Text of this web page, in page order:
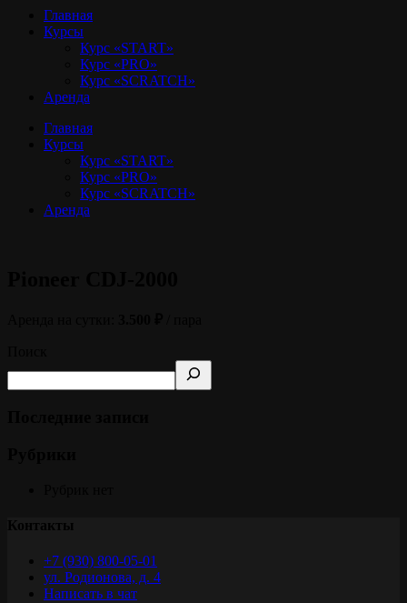
Главная
Курсы
Курс «START»
Курс «PRO»
Курс «SCRATCH»
Аренда
Главная
Курсы
Курс «START»
Курс «PRO»
Курс «SCRATCH»
Аренда
Контакты
+7 (930) 800-05-01
ул. Родионова, д. 4
Написать в чат